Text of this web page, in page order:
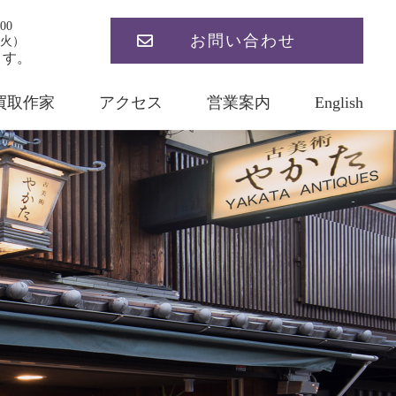
）
。
お問い合わせ
取作家 アクセス 営業案内 English